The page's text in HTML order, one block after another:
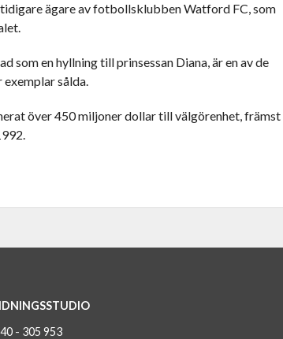
ägare av fotbollsklubben Watford FC, som
som en hyllning till prinsessan Diana, är en av de
sålda.
över 450 miljoner dollar till välgörenhet, främst
- 305 953